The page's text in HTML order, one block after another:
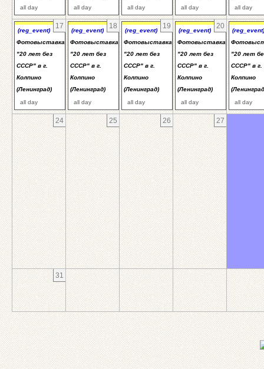
all day
all day
all day
all day
all day
17
(reg_event)
Фотовыставка
"20 лет без
СССР" в г.
Колпино
(Ленинград)
all day
18
(reg_event)
Фотовыставка
"20 лет без
СССР" в г.
Колпино
(Ленинград)
all day
19
(reg_event)
Фотовыставка
"20 лет без
СССР" в г.
Колпино
(Ленинград)
all day
20
(reg_event)
Фотовыставка
"20 лет без
СССР" в г.
Колпино
(Ленинград)
all day
(reg_event)
"20 лет
СССР" в г.
Колпино
all day
24 25 26 27
31